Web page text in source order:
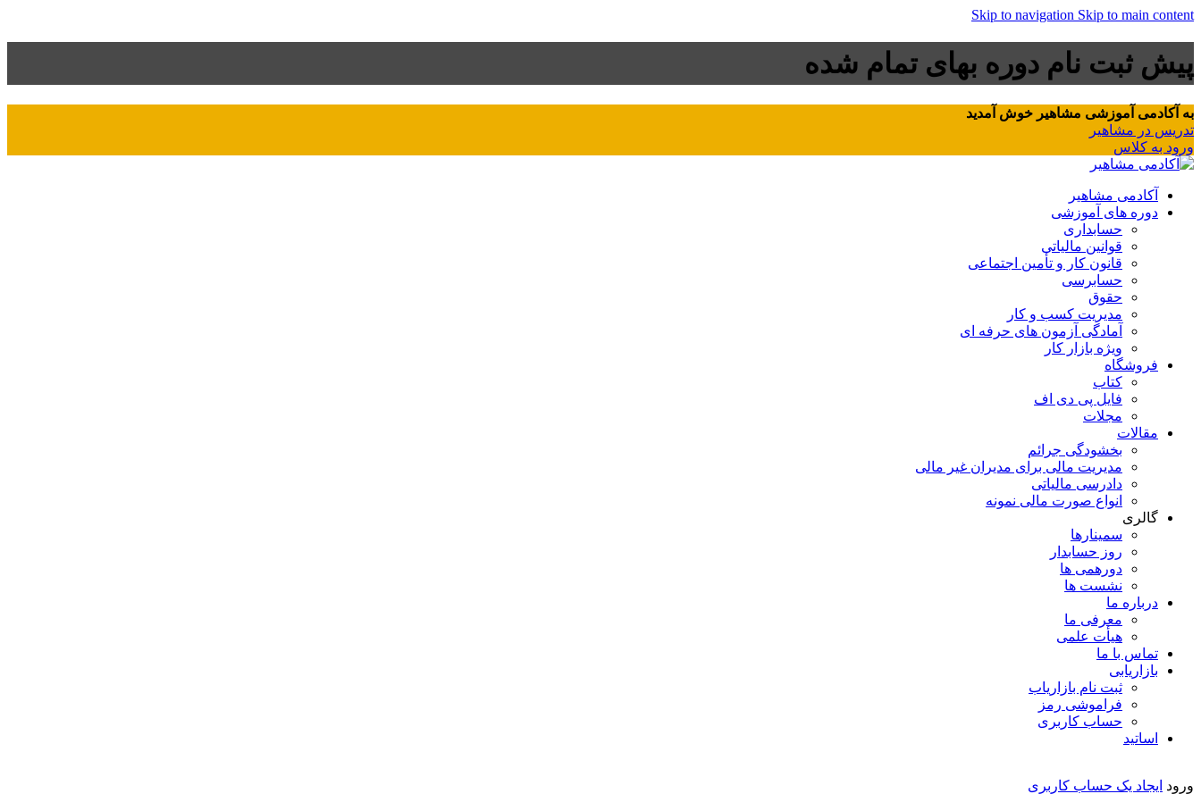
Skip to navigation Skip to main content
پیش ثبت نام دوره بهای تمام شده
به آکادمی آموزشی مشاهیر خوش آمدید
تدریس در مشاهیر
ورود به کلاس
آکادمی مشاهیر
دوره های آموزشی
حسابداری
قوانین مالیاتی
قانون کار و تأمین اجتماعی
حسابرسی
حقوق
مدیریت کسب و کار
آمادگی آزمون های حرفه ای
ویژه بازار کار
فروشگاه
کتاب
فایل پی دی اف
مجلات
مقالات
بخشودگی جرائم
مدیریت مالی برای مدیران غیر مالی
دادرسی مالیاتی
انواع صورت مالی نمونه
گالری
سمینارها
روز حسابدار
دورهمی ها
نشست ها
درباره ما
معرفی ما
هیأت علمی
تماس با ما
بازاریابی
ثبت نام بازاریاب
فراموشی رمز
حساب کاربری
اساتید
ورود ایجاد یک حساب کاربری